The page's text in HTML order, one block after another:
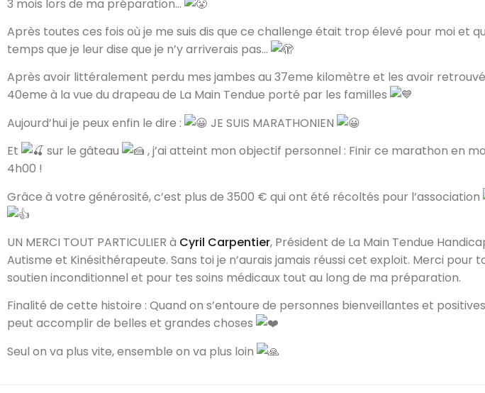
3 mois lors de ma préparation…
Après toutes ces fois où je me suis dis que ce challenge était trop élevé pour moi et
temps que je leur dise que je n’y arriverais pas…
Après avoir littéralement perdu mes jambes au 37eme kilomètre et les avoir
40eme à la vue du drapeau de La Main Tendue porté par les familles
Aujourd’hui je peux enfin le dire :
JE SUIS MARATHONIEN
Et
sur le gâteau
, j’ai atteint mon objectif personnel : Finir ce marathon en
4h00 !
Grâce à votre générosité, c’est plus de 3500 € qui ont été récoltés pour l’association
UN MERCI TOUT PARTICULIER à Cyril Carpentier, Président de La Main Tendue
Autisme et Kinésithérapeute. Sans toi je n’aurais jamais réussi cet exploit. Merci pour
soutien inconditionnel et pour tes soins médicaux tout au long de ma préparation.
Finalité de cette histoire : Quand on s’entoure de personnes bienveillantes et
peut accomplir de belles et grandes choses
Seul on va plus vite, ensemble on va plus loin